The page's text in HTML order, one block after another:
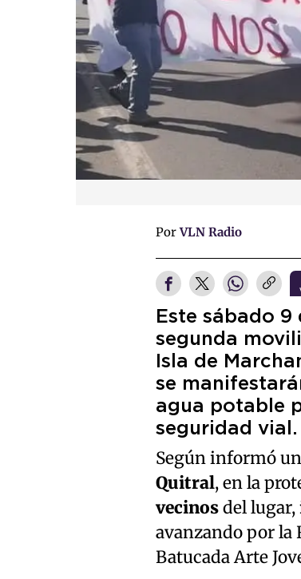
PorVLN Radio
Este sábado
segunda
Isla de
se
agua potable
seguridad vial.
Según informó
Quitral, en la
vecinosdel lugar,
avanzando por la
Batucada Arte